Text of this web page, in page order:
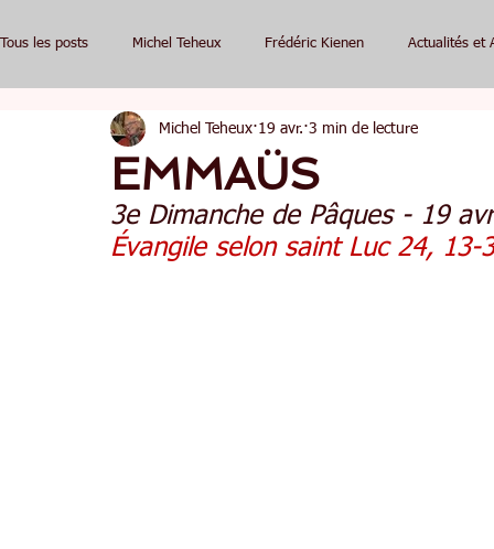
Tous les posts Michel Teheux Frédéric Kienen Actualités et
EMMAÜS
Michel Teheux 19 avr. 3 min de lecture
3e Dimanche de Pâques - 19
Évangile selon saint Luc 24, 13-